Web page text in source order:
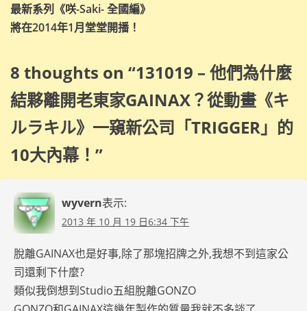
導
最新系列《咲-Saki- 全國編》
將在2014年1月堂堂開播！
8 thoughts on “131019 – 他們為什麼
結夥離開老東家GAINAX？從動畫《キ
ルラキル》一窺新公司「TRIGGER」的
10大內幕！ ”
wyvern表示:
2013 年 10 月 19 日6:34 下午
脫離GAINAX也是好事,除了那塊招牌之外,我想不到這家公
司還剩下什麼?
類似我倒想到Studio五組脫離GONZO